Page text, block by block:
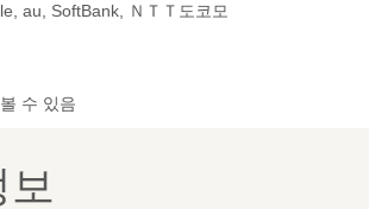
au, SoftBank, ＮＴＴ도코모
수 있음